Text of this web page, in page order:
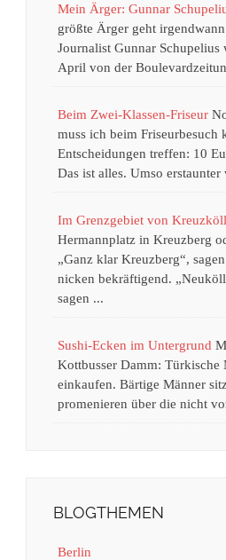
Mein Ärger: Gunnar
größte Ärger geht
Journalist Gunnar Schupelius
April von der
Beim Zwei-Klassen-Friseur
muss ich beim Friseurbesuch
Entscheidungen treffen: 10
Das ist alles. Umso erstaunter
Im Grenzgebiet von
Hermannplatz in Kreuzberg
„Ganz klar Kreuzberg“,
nicken bekräftigend.
sagen ...
Sushi-Ecken im Untergrund
Kottbusser Damm: Türkische
einkaufen. Bärtige Männer
promenieren über die nicht
BLOGTHEMEN
Berlin